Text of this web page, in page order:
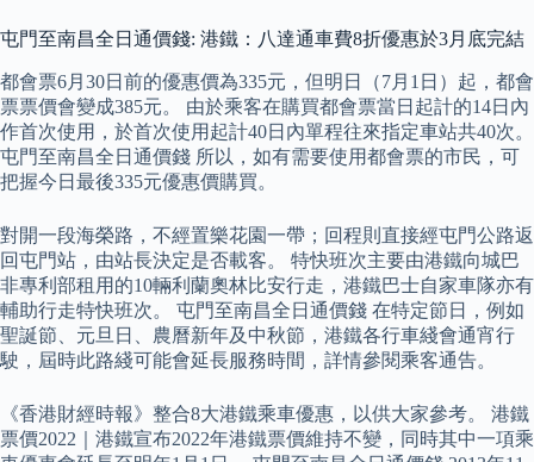
屯門至南昌全日通價錢: 港鐵：八達通車費8折優惠於3月底完結
都會票6月30日前的優惠價為335元，但明日（7月1日）起，都會
票票價會變成385元。 由於乘客在購買都會票當日起計的14日內
作首次使用，於首次使用起計40日內單程往來指定車站共40次。
屯門至南昌全日通價錢 所以，如有需要使用都會票的市民，可
把握今日最後335元優惠價購買。
對開一段海榮路，不經置樂花園一帶；回程則直接經屯門公路返
回屯門站，由站長決定是否載客。 特快班次主要由港鐵向城巴
非專利部租用的10輛利蘭奧林比安行走，港鐵巴士自家車隊亦有
輔助行走特快班次。 屯門至南昌全日通價錢 在特定節日，例如
聖誕節、元旦日、農曆新年及中秋節，港鐵各行車綫會通宵行
駛，屆時此路綫可能會延長服務時間，詳情參閱乘客通告。
《香港財經時報》整合8大港鐵乘車優惠，以供大家參考。 港鐵
票價2022｜港鐵宣布2022年港鐵票價維持不變，同時其中一項乘